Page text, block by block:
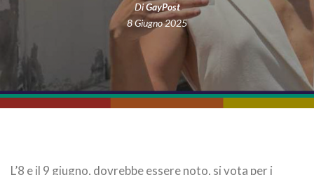
DiGayPost
8 Giugno 2025
L’8 e il 9 giugno, dovrebbe essere noto, si vota per i